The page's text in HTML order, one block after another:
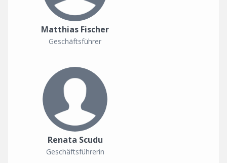
Matthias Fischer
Geschäftsführer
Renata Scudu
Geschäftsführerin